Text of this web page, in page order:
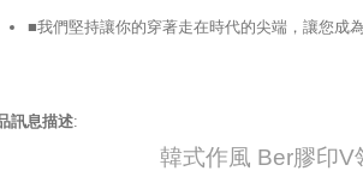
■我們堅持讓你的穿著走在時代的尖端，讓您成
訊息描述:
韓式作風 Ber膠印V